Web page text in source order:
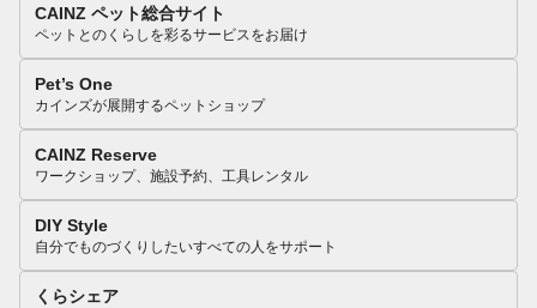
CAINZ ペット総合サイト
ペットとのくらしを彩るサービスをお届け
Pet’s One
カインズが展開するペットショップ
CAINZ Reserve
ワークショップ、施設予約、工具レンタル
DIY Style
自分でものづくりしたいすべての人をサポート
くらシェア